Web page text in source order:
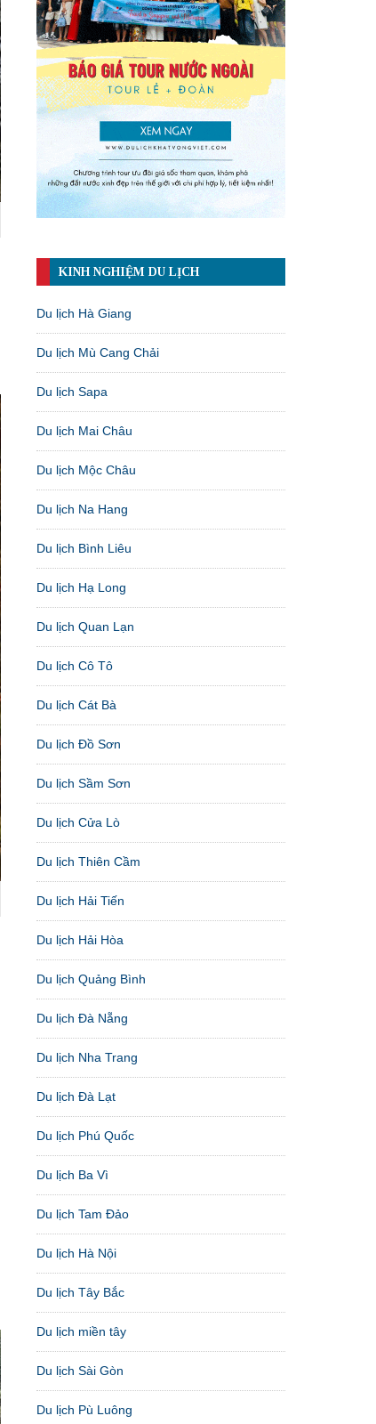
KINH NGHIỆM DU LỊCH
Du lịch Hà Giang
Du lịch Mù Cang Chải
Du lịch Sapa
Du lịch Mai Châu
Du lịch Mộc Châu
Du lịch Na Hang
Du lịch Bình Liêu
Du lịch Hạ Long
Du lịch Quan Lạn
Du lịch Cô Tô
Du lịch Cát Bà
Du lịch Đồ Sơn
Du lịch Sầm Sơn
Du lịch Cửa Lò
Du lịch Thiên Cầm
Du lịch Hải Tiến
Du lịch Hải Hòa
Du lịch Quảng Bình
Du lịch Đà Nẵng
Du lịch Nha Trang
Du lịch Đà Lạt
Du lịch Phú Quốc
Du lịch Ba Vì
Du lịch Tam Đảo
Du lịch Hà Nội
Du lịch Tây Bắc
Du lịch miền tây
Du lịch Sài Gòn
Du lịch Pù Luông